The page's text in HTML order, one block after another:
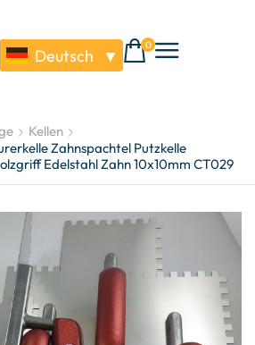
Deutsch ▼
0
Kellen
Zahnspachtel Putzkelle
Edelstahl Zahn 10x10mm CT029